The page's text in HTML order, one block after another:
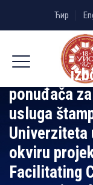
Ћир
Odluka o
ponuđača
usluga
Univerziteta
okviru
Facilitating